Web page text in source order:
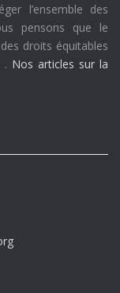
l’ensemble des
pensons que le
droits équitables
. Nos articles sur la